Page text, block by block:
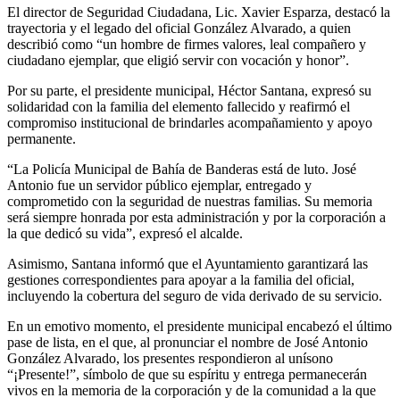
El director de Seguridad Ciudadana, Lic. Xavier Esparza, destacó la
trayectoria y el legado del oficial González Alvarado, a quien
describió como “un hombre de firmes valores, leal compañero y
ciudadano ejemplar, que eligió servir con vocación y honor”.
Por su parte, el presidente municipal, Héctor Santana, expresó su
solidaridad con la familia del elemento fallecido y reafirmó el
compromiso institucional de brindarles acompañamiento y apoyo
permanente.
“La Policía Municipal de Bahía de Banderas está de luto. José
Antonio fue un servidor público ejemplar, entregado y
comprometido con la seguridad de nuestras familias. Su memoria
será siempre honrada por esta administración y por la corporación a
la que dedicó su vida”, expresó el alcalde.
Asimismo, Santana informó que el Ayuntamiento garantizará las
gestiones correspondientes para apoyar a la familia del oficial,
incluyendo la cobertura del seguro de vida derivado de su servicio.
En un emotivo momento, el presidente municipal encabezó el último
pase de lista, en el que, al pronunciar el nombre de José Antonio
González Alvarado, los presentes respondieron al unísono
“¡Presente!”, símbolo de que su espíritu y entrega permanecerán
vivos en la memoria de la corporación y de la comunidad a la que